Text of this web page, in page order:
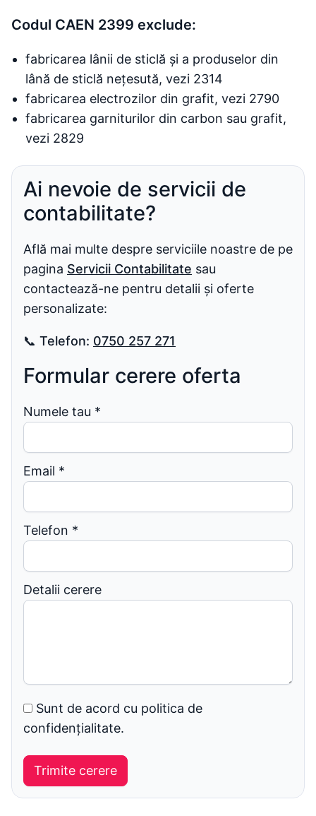
Codul CAEN 2399 exclude:
fabricarea lânii de sticlă și a produselor din
lână de sticlă nețesută, vezi 2314
fabricarea electrozilor din grafit, vezi 2790
fabricarea garniturilor din carbon sau grafit,
vezi 2829
Ai nevoie de servicii de
contabilitate?
Află mai multe despre serviciile noastre de pe
pagina Servicii Contabilitate sau
contactează-ne pentru detalii și oferte
personalizate:
📞 Telefon: 0750 257 271
Formular cerere oferta
Numele tau *
Email *
Telefon *
Detalii cerere
Sunt de acord cu politica de
confidențialitate.